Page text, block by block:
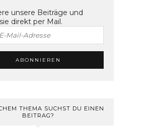
unsere Beiträge und
direkt per Mail.
THEMA SUCHST DU EINEN
BEITRAG?